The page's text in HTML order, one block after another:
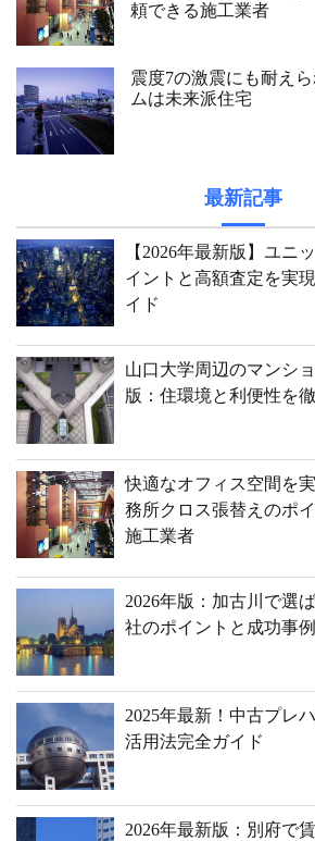
頼できる施工業者
震度7の激震にも耐え
ムは未来派住宅
最新記事
【2026年最新版】ユニ
イントと高額査定を実
イド
山口大学周辺のマンシ
版：住環境と利便性を
快適なオフィス空間を
務所クロス張替えのポ
施工業者
2026年版：加古川で選
社のポイントと成功事例
2025年最新！中古プレ
活用法完全ガイド
2026年最新版：別府で